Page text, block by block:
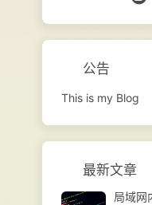
公告
This is my Blog
最新文章
局域网